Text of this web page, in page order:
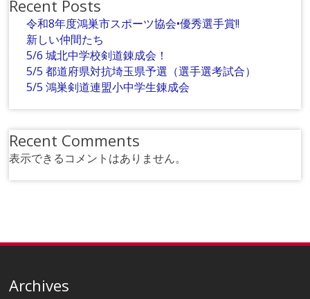
Recent Posts
令和8年度鴻巣市スポーツ協会•優秀選手賞!!
新しい仲間たち
5/6 城北中学校剣道錬成会！
5/5 都道府県対抗埼玉県予選（選手選考試合）
5/5 鴻巣剣道連盟小中学生錬成会
Recent Comments
表示できるコメントはありません。
Archives